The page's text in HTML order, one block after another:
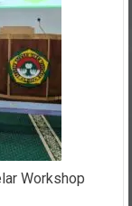
Workshop